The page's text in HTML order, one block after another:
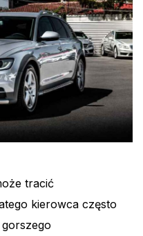
tracić
kierowca często